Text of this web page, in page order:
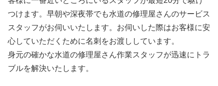
つけます。早朝や深夜帯でも水道の修理屋さんのサービス
スタッフがお伺いいたします。お伺いした際はお客様に安
心していただくために名刺をお渡ししています。
身元の確かな水道の修理屋さん作業スタッフが迅速にトラ
ブルを解決いたします。